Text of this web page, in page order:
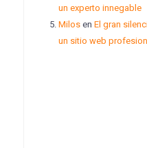
un experto innegable
Milosen El gran
un sitio web